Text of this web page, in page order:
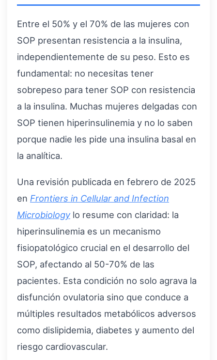
Entre el 50% y el 70% de las mujeres con
SOP presentan resistencia a la insulina,
independientemente de su peso. Esto es
fundamental: no necesitas tener
sobrepeso para tener SOP con resistencia
a la insulina. Muchas mujeres delgadas con
SOP tienen hiperinsulinemia y no lo saben
porque nadie les pide una insulina basal en
la analítica.
Una revisión publicada en febrero de 2025
en Frontiers in Cellular and Infection
Microbiologylo resume con claridad: la
hiperinsulinemia es un mecanismo
fisiopatológico crucial en el desarrollo del
SOP, afectando al 50-70% de las
pacientes. Esta condición no solo agrava la
disfunción ovulatoria sino que conduce a
múltiples resultados metabólicos adversos
como dislipidemia, diabetes y aumento del
riesgo cardiovascular.